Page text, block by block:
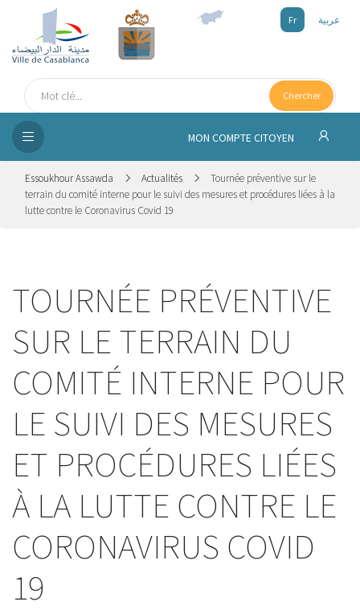
Fr عربية
Chercher
MON COMPTE CITOYEN
Essoukhour Assawda Actualités
Tournée préventive sur le
terrain du comité interne pour le suivi des mesures et procédures liées à la
lutte contre le Coronavirus Covid 19
TOURNÉE PRÉVENTIVE
SUR LE TERRAIN DU
COMITÉ INTERNE POUR
LE SUIVI DES MESURES
ET PROCÉDURES LIÉES
À LA LUTTE CONTRE LE
CORONAVIRUS COVID
19